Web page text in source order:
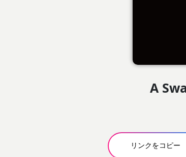
A
リンクをコピー